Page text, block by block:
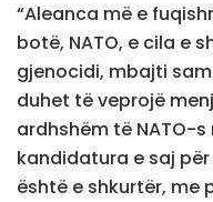
“Aleanca më e
botë, NATO, e cila e
gjenocidi, mbajti
duhet të veprojë
ardhshëm të NATO-
kandidatura e saj
është e shkurtër, me